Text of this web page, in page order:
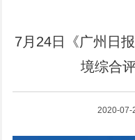
7月24日《广州日
境综合
2020-